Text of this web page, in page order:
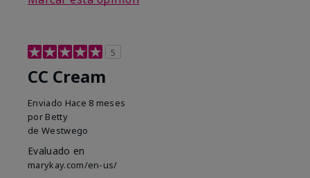
5
CC Cream
Enviado Hace 8 meses
por Betty
de Westwego
Evaluado en
marykay.com/en-us/